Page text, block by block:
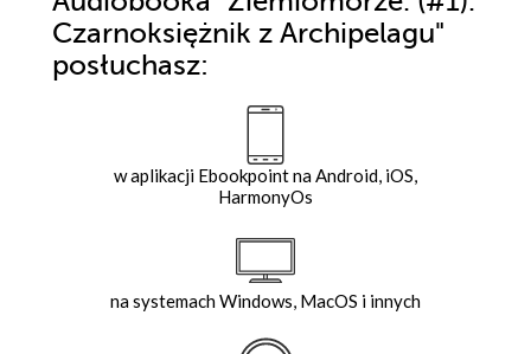
Czarnoksiężnik z Archipelagu"
posłuchasz:
w aplikacji Ebookpoint na Android, iOS,
HarmonyOs
na systemach Windows, MacOS i innych